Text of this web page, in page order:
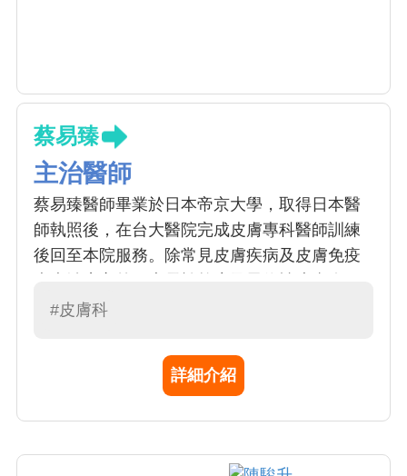
蔡易臻
主治醫師
蔡易臻醫師畢業於日本帝京大學，取得日本醫
師執照後，在台大醫院完成皮膚專科醫師訓練
後回至本院服務。除常見皮膚疾病及皮膚免疫
包含傳統藥物、照光及最新之生物製劑治療。
包括：痘疤整型、雷射除痣除斑（溶脂、磨
皮、美白淨膚）、微血管擴張及血管瘤雷射、
#皮膚科
詳細介紹